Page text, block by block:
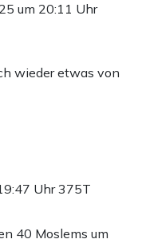
um 20:11 Uhr
wieder etwas von
Uhr375T
40 Moslems um